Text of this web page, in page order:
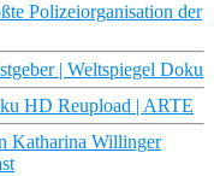
Polizeiorganisation der
| Weltspiegel Doku
HD Reupload | ARTE
Katharina Willinger